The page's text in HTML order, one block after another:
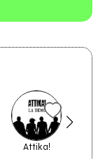
Attika!